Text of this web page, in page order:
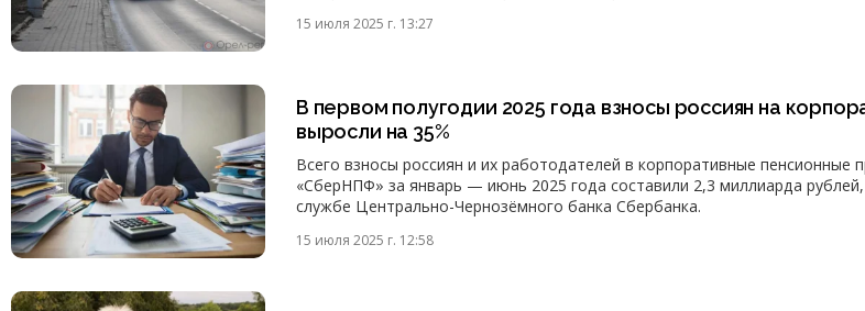
15 июля 2025 г. 13:27
В первом полугодии 2025 года взносы россиян на
выросли на 35%
Всего взносы россиян и их работодателей в корпоративные пенсионные
«СберНПФ» за январь — июнь 2025 года составили 2,3 миллиарда
службе Центрально-Чернозёмного банка Сбербанка.
15 июля 2025 г. 12:58